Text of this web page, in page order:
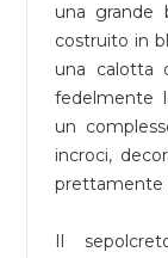
una grande
costruito in
una calotta
fedelmente
un
incroci,
prettamente
Il